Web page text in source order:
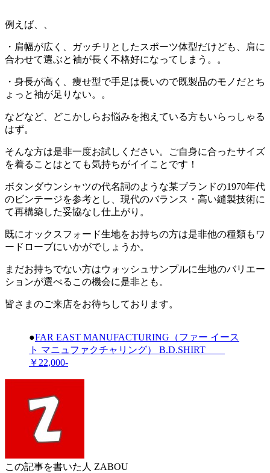
例えば、、
・肩幅が広く、ガッチリとしたスポーツ体型だけども、肩に
合わせて選ぶと袖が長く不格好になってしまう。。
・身長が高く、痩せ型で手足は長いので既製品のモノだとち
ょっと袖が足りない。。
などなど、どこかしらお悩みを抱えている方もいらっしゃる
はず。
そんな方は是非一度お試しください。ご自身に合ったサイズ
を着ることはとても気持ちがイイことです！
ボタンダウンシャツの代名詞のような某ブランドの1970年代
のビンテージを参考とし、現代のバランス・高い縫製技術に
て再構築した妥協なし仕上がり。
既にオックスフォード生地をお持ちの方は是非他の種類もワ
ードローブにいかがでしょうか。
まだお持ちでない方はウォッシュサンプルに生地のバリエー
ションが選べるこの機会に是非とも。
皆さまのご来店をお待ちしております。
●FAR EAST MANUFACTURING（ファー イース
ト マニュファクチャリング） B.D.SHIRT
￥22,000-
この記事を書いた人 ZABOU